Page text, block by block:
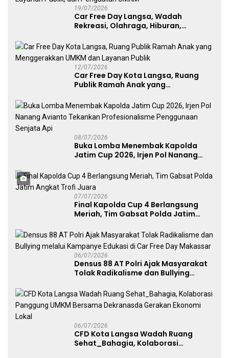
19/07/2026
Car Free Day Langsa, Wadah
Rekreasi, Olahraga, Hiburan,
UMKM
12/07/2026
Car Free Day Kota Langsa, Ruang
Publik Ramah Anak yang
Publik
08/07/2026
Buka Lomba Menembak Kapolda
Jatim Cup 2026, Irjen Pol Nanang
Penggunaan Senjata Api
07/07/2026
Final Kapolda Cup 4 Berlangsung
Meriah, Tim Gabsat Polda Jatim
06/07/2026
Densus 88 AT Polri Ajak Masyarakat
Tolak Radikalisme dan Bullying
Free Day Makassar
06/07/2026
CFD Kota Langsa Wadah Ruang
Sehat_Bahagia, Kolaborasi